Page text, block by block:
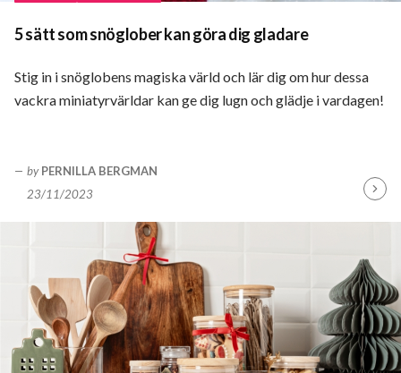
5 sätt som snöglober kan göra dig gladare
Stig in i snöglobens magiska värld och lär dig om hur dessa
vackra miniatyrvärldar kan ge dig lugn och glädje i vardagen!
by PERNILLA BERGMAN
23/11/2023